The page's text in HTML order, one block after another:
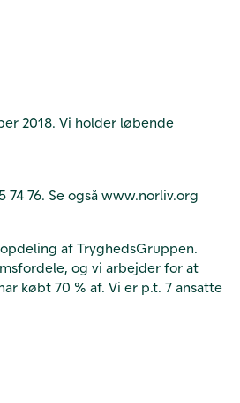
2018. Vi holder løbende
76. Se også www.norliv.org
af TryghedsGruppen.
og vi arbejder for at
købt 70 % af. Vi er p.t. 7 ansatte